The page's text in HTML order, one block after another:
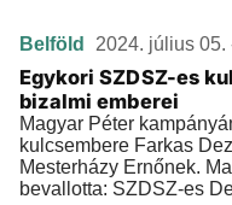
Belföld 2024. július 05.
Egykori SZDSZ-es
bizalmi emberei
Magyar Péter
kulcsembere Farkas
Mesterházy Ernőnek.
bevallotta: SZDSZ-es